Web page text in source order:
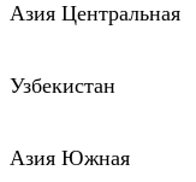
Азия Центральная
Узбекистан
Азия Южная